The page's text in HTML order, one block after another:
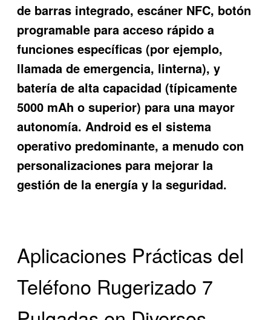
de barras integrado, escáner NFC, botón
programable para acceso rápido a
funciones específicas (por ejemplo,
llamada de emergencia, linterna), y
batería de alta capacidad (típicamente
5000 mAh o superior) para una mayor
autonomía. Android es el sistema
operativo predominante, a menudo con
personalizaciones para mejorar la
gestión de la energía y la seguridad.
Aplicaciones Prácticas del
Teléfono Rugerizado 7